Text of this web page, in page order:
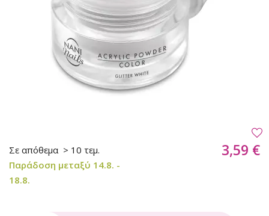
Σε απόθεμα > 10 τεμ.
Παράδοση μεταξύ 14.8. -
18.8.
3,59 €